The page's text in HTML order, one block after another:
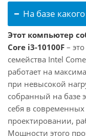
На базе
Этот компьютер
Core i3-10100F –
семейства Intel
работает на
при невысокой
собранный на базе
себя в
проектировании,
Мощности этого